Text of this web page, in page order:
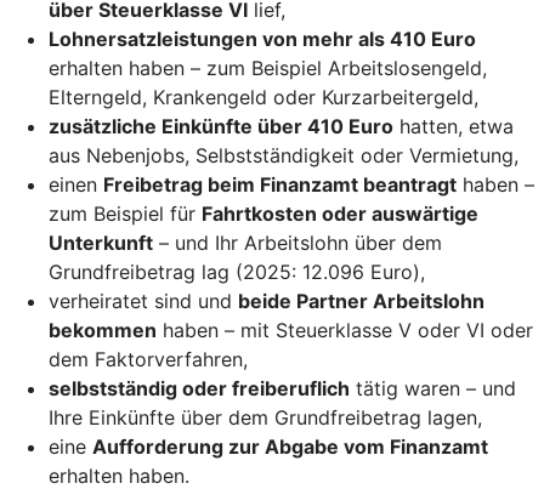
über Steuerklasse VI lief,
Lohnersatzleistungen von mehr als 410 Euro
erhalten haben – zum Beispiel Arbeitslosengeld,
Elterngeld, Krankengeld oder Kurzarbeitergeld,
zusätzliche Einkünfte über 410 Euro hatten, etwa
aus Nebenjobs, Selbstständigkeit oder Vermietung,
einen Freibetrag beim Finanzamt beantragt haben –
zum Beispiel für Fahrtkosten oder auswärtige
Unterkunft – und Ihr Arbeitslohn über dem
Grundfreibetrag lag (2025: 12.096 Euro),
verheiratet sind und beide Partner Arbeitslohn
bekommen haben – mit Steuerklasse V oder VI oder
dem Faktorverfahren,
selbstständig oder freiberuflich tätig waren – und
Ihre Einkünfte über dem Grundfreibetrag lagen,
eine Aufforderung zur Abgabe vom Finanzamt
erhalten haben.